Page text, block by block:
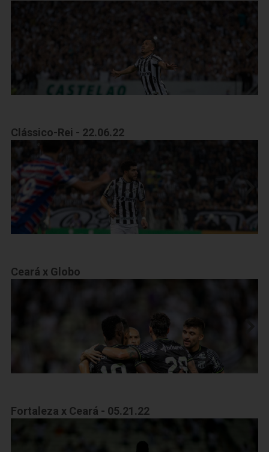
Clássico-Rei - 22.06.22
Ceará x Globo
Fortaleza x Ceará - 05.21.22